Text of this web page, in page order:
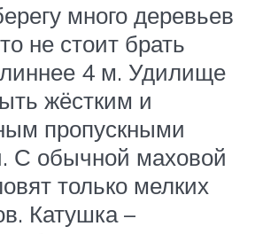
много деревьев
не стоит брать
4 м. Удилище
жёстким и
пропускными
С обычной маховой
только мелких
Катушка –